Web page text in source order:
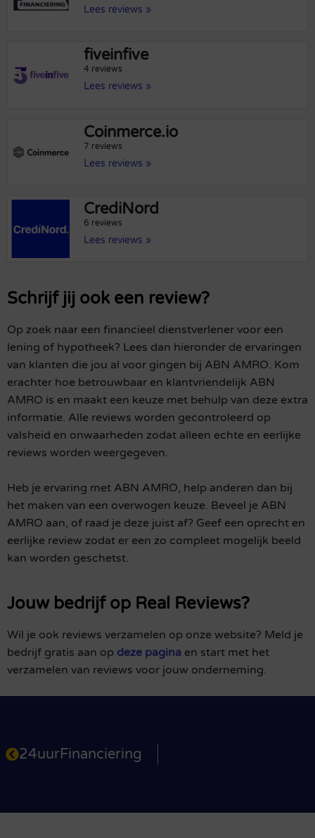
Lees reviews »
fiveinfive
4 reviews
Lees reviews »
Coinmerce.io
7 reviews
Lees reviews »
CrediNord
6 reviews
Lees reviews »
Schrijf jij ook een review?
Op zoek naar een financieel dienstverlener voor een
lening of hypotheek? Lees dan hieronder de ervaringen
van klanten die jou al voor gingen bij ABN AMRO. Kom
erachter hoe betrouwbaar en klantvriendelijk ABN
AMRO is en maakt een keuze met behulp van deze extra
informatie. Alle reviews worden gecontroleerd op
valsheid en onwaarheden zodat alleen echte en eerlijke
reviews worden weergegeven.
Heb je ervaring met ABN AMRO, help anderen dan bij
het maken van een overwogen keuze. Beveel je ABN
AMRO aan, of raad je deze juist af? Geef een oprecht en
eerlijke review zodat er een zo compleet mogelijk beeld
kan worden geschetst.
Jouw bedrijf op Real Reviews?
Wil je ook reviews verzamelen op onze website? Meld je
bedrijf gratis aan op deze pagina en start met het
verzamelen van reviews voor jouw onderneming.
24uurFinanciering